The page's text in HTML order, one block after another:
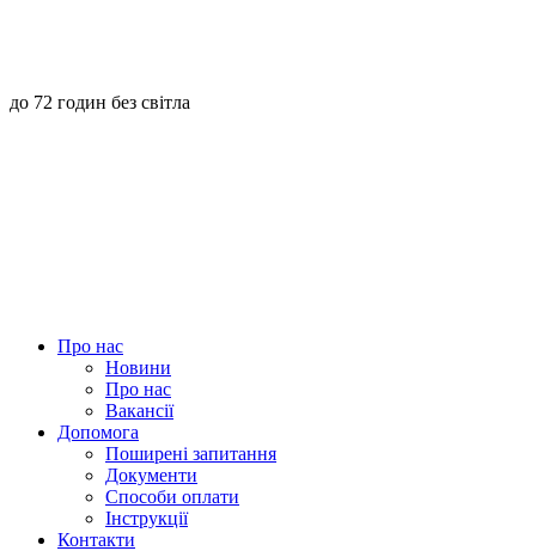
до 72 годин без світла
Про нас
Новини
Про нас
Вакансії
Допомога
Поширені запитання
Документи
Способи оплати
Інструкції
Контакти